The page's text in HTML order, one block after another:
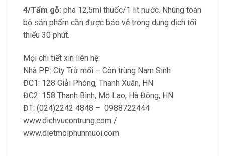
4/Tẩm gỗ: pha 12,5ml thuốc/1 lít nước. Nhúng toàn
bộ sản phẩm cần được bảo vệ trong dung dịch tối
thiểu 30 phút.
Mọi chi tiết xin liên hệ:
Nhà PP: Cty Trừ mối – Côn trùng Nam Sinh
ĐC1: 128 Giải Phóng, Thanh Xuân, HN
ĐC2: 158 Thanh Bình, Mỗ Lao, Hà Đông, HN
ĐT: (024)2242 4848 – 0988722444
www.dichvucontrung.com /
www.dietmoiphunmuoi.com